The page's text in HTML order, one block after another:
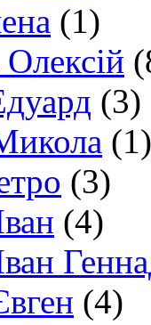
(1)
(3)
(1)
(3)
(4)
(4)